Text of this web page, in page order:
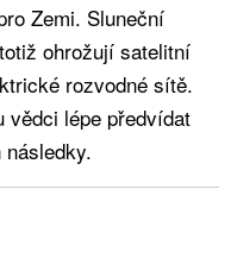
Zemi. Sluneční
ohrožují satelitní
rozvodné sítě.
vědci lépe předvídat